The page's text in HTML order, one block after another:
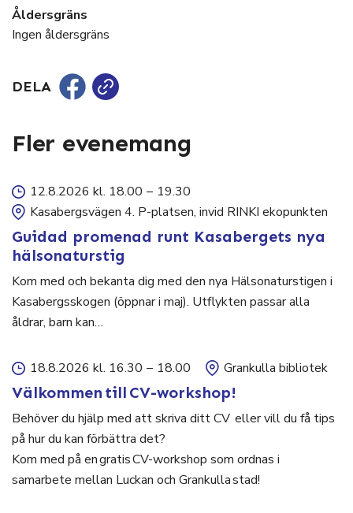
Åldersgräns
Ingen åldersgräns
DELA
Fler evenemang
12.8.2026 kl. 18.00 – 19.30
Kasabergsvägen 4. P-platsen, invid RINKI ekopunkten
Guidad promenad runt Kasabergets nya
hälsonaturstig
Kom med och bekanta dig med den nya Hälsonaturstigen i
Kasabergsskogen (öppnar i maj). Utflykten passar alla
åldrar, barn kan…
18.8.2026 kl. 16.30 – 18.00 Grankulla bibliotek
Välkommen till CV-workshop!
Behöver du hjälp med att skriva ditt CV eller vill du få tips
på hur du kan förbättra det?
Kom med på en gratis CV-workshop som ordnas i
samarbete mellan Luckan och Grankulla stad!